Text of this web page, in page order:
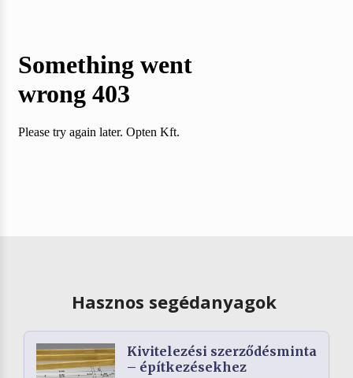
Hasznos segédanyagok
Kivitelezési szerződésminta
– építkezésekhez